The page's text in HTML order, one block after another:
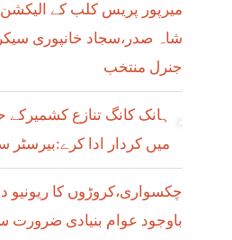
میرپور پریس کلب کے
شاہ صدر،سجاد خانپوری
جنرل منتخب
ہانک کانگ تنازع کشمیرکے
میں کردار ادا کرے:بیرسٹر
چکسواری،کروڑوں کا ریونیو
باوجود عوام بنیادی ضرورت